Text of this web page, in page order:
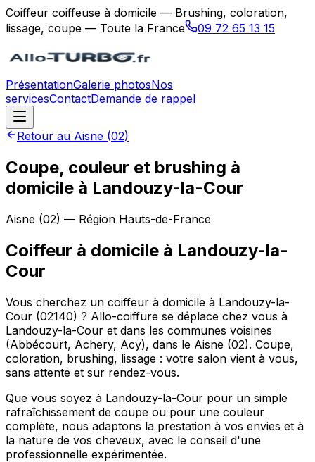
Coiffeur coiffeuse à domicile — Brushing, coloration,
lissage, coupe — Toute la France
09 72 65 13 15
PrésentationGalerie photosNos
servicesContactDemande de rappel
Retour au Aisne (02)
Coupe, couleur et brushing à
domicile à Landouzy-la-Cour
Aisne (02) — Région Hauts-de-France
Coiffeur à domicile à Landouzy-la-
Cour
Vous cherchez un coiffeur à domicile à Landouzy-la-
Cour (02140) ? Allo-coiffure se déplace chez vous à
Landouzy-la-Cour et dans les communes voisines
(Abbécourt, Achery, Acy), dans le Aisne (02). Coupe,
coloration, brushing, lissage : votre salon vient à vous,
sans attente et sur rendez-vous.
Que vous soyez à Landouzy-la-Cour pour un simple
rafraîchissement de coupe ou pour une couleur
complète, nous adaptons la prestation à vos envies et à
la nature de vos cheveux, avec le conseil d'une
professionnelle expérimentée.